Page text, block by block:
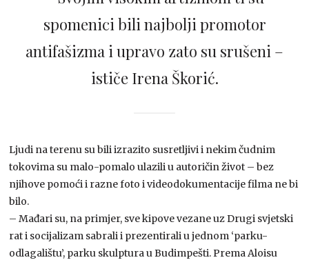
spomenici bili najbolji promotor
antifašizma i upravo zato su srušeni –
ističe Irena Škorić.
Ljudi na terenu su bili izrazito susretljivi i nekim čudnim
tokovima su malo-pomalo ulazili u autoričin život – bez
njihove pomoći i razne foto i videodokumentacije filma ne bi
bilo.
– Mađari su, na primjer, sve kipove vezane uz Drugi svjetski
rat i socijalizam sabrali i prezentirali u jednom ‘parku-
odlagalištu’, parku skulptura u Budimpešti. Prema Aloisu